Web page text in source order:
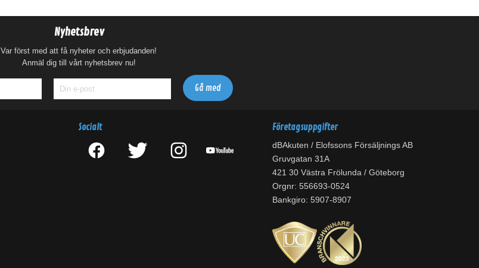
Nyhetsbrev
Var först med att få nyheter och erbjudanden!
Anmäl dig till vårt nyhetsbrev nu!
Socialt Företagsuppgifter
dBAkuten / Elofssons Försäljnings AB
Gruvgatan 31A
421 30 Västra Frölunda / Göteborg
Orgnr: 556693-0524
Bankgiro: 5907-8907